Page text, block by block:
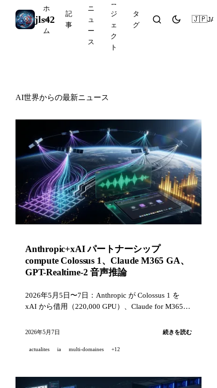
jls42
ホ
ー
ム
記
事
ニ
ュ
ー
ス
ロ
ジ
ェ
ク
ト
タ
グ
🇯🇵JA
AI世界からの最新ニュース
Anthropic+xAI パートナーシップ
compute Colossus 1、Claude M365 GA、
GPT-Realtime-2 音声推論
2026年5月5日〜7日：Anthropic が Colossus 1 を
xAI から借用（220,000 GPU）、Claude for M365
載、Perplexity Personal Computer が Mac で利用可
ARR に到達。
2026年5月7日 続きを読む
actualites ia multi-domaines +12